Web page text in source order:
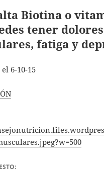
Biotina o
tener dolores
fatiga y
6-10-15